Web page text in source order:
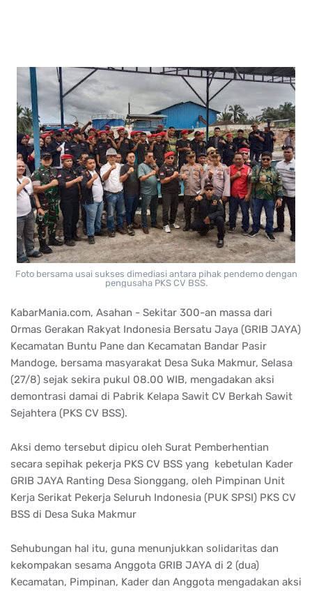
Foto bersama usai sukses dimediasi antara pihak pendemo dengan
pengusaha PKS CV BSS.
KabarMania.com, Asahan - Sekitar 300-an massa dari
Ormas Gerakan Rakyat Indonesia Bersatu Jaya (GRIB JAYA)
Kecamatan Buntu Pane dan Kecamatan Bandar Pasir
Mandoge, bersama masyarakat Desa Suka Makmur, Selasa
(27/8) sejak sekira pukul 08.00 WIB, mengadakan aksi
demontrasi damai di Pabrik Kelapa Sawit CV Berkah Sawit
Sejahtera (PKS CV BSS).
Aksi demo tersebut dipicu oleh Surat Pemberhentian
secara sepihak pekerja PKS CV BSS yang kebetulan Kader
GRIB JAYA Ranting Desa Sionggang, oleh Pimpinan Unit
Kerja Serikat Pekerja Seluruh Indonesia (PUK SPSI) PKS CV
BSS di Desa Suka Makmur
Sehubungan hal itu, guna menunjukkan solidaritas dan
kekompakan sesama Anggota GRIB JAYA di 2 (dua)
Kecamatan, Pimpinan, Kader dan Anggota mengadakan aksi